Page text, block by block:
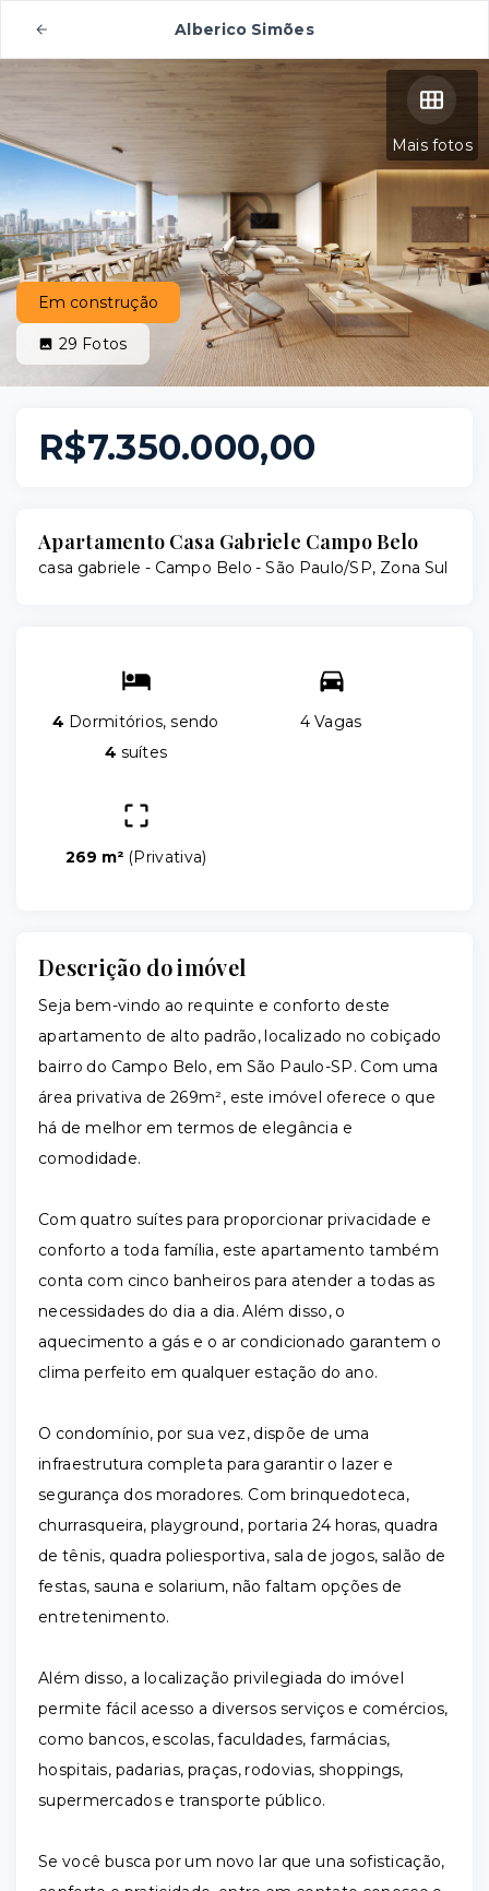
Alberico Simões
Mais fotos
Em construção
29 Fotos
R$7.350.000,00
Apartamento Casa Gabriele Campo Belo
casa gabriele - Campo Belo - São Paulo/SP, Zona Sul
4 Dormitórios, sendo
4 suítes
4 Vagas
269 m² (Privativa)
Descrição do imóvel
Seja bem-vindo ao requinte e conforto deste
apartamento de alto padrão, localizado no cobiçado
bairro do Campo Belo, em São Paulo-SP. Com uma
área privativa de 269m², este imóvel oferece o que
há de melhor em termos de elegância e
comodidade.
Com quatro suítes para proporcionar privacidade e
conforto a toda família, este apartamento também
conta com cinco banheiros para atender a todas as
necessidades do dia a dia. Além disso, o
aquecimento a gás e o ar condicionado garantem o
clima perfeito em qualquer estação do ano.
O condomínio, por sua vez, dispõe de uma
infraestrutura completa para garantir o lazer e
segurança dos moradores. Com brinquedoteca,
churrasqueira, playground, portaria 24 horas, quadra
de tênis, quadra poliesportiva, sala de jogos, salão de
festas, sauna e solarium, não faltam opções de
entretenimento.
Além disso, a localização privilegiada do imóvel
permite fácil acesso a diversos serviços e comércios,
como bancos, escolas, faculdades, farmácias,
hospitais, padarias, praças, rodovias, shoppings,
supermercados e transporte público.
Se você busca por um novo lar que una sofisticação,